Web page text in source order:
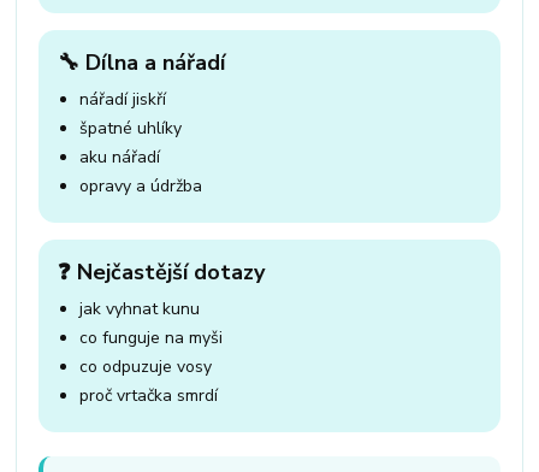
🔧 Dílna a nářadí
nářadí jiskří
špatné uhlíky
aku nářadí
opravy a údržba
❓ Nejčastější dotazy
jak vyhnat kunu
co funguje na myši
co odpuzuje vosy
proč vrtačka smrdí